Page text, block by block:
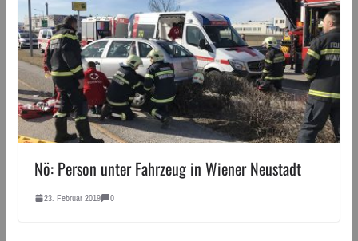
Nö: Person unter Fahrzeug in Wiener Neustadt
23. Februar 2019 0